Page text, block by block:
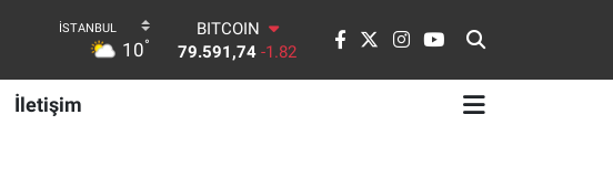
10°
79.591,74
-1.82
DOLAR
45,43620 0.02
İletişim